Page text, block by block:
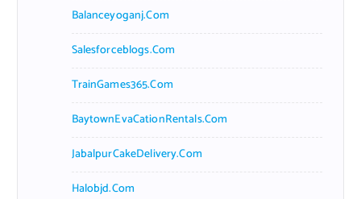
Balanceyoganj.com
Salesforceblogs.com
TrainGames365.com
BaytownEvaCationRentals.com
JabalpurCakeDelivery.com
Halobjd.com